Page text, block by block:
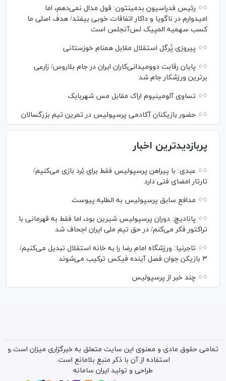
رئیس فدراسیون بدمینتون: قول مدال نمی‌دهم، اما
امیدوارم در ناگویا و داکار اتفاقات خوبی بیفتد/ هدف اصلی ما
کسب سهمیه المپیک لس‌آنجلس است
پیروزی پُرگل استقلال مقابل همنام خوزستانی
پایان رقابت دوومیدانی‌کاران ایران در جام بلاروس/ زارعی
برترین ورزشکار جام شد
تساوی آلومینیوم اراک مقابل مس شهربابک
حضور بازیکنان آکادمی پرسپولیس در تمرین تیم بزرگسالان
پربازدیدترین اخبار
عبدی: با پیراهن پرسپولیس فقط برای بُرد بازی می‌کنیم/
تارتار امضای فنی دارد
مدافع سابق پرسپولیس به الطلبه پیوست
پانادیچ: دوران پرسپولیس شیرین بود، اما فقط به قهرمانی با
تراکتور فکر می‌کنم/ در حق تیم ملی ایران اجحاف شد
تاجرنیا: ورزشگاه امام رضا را به خانه استقلال تبدیل می‌کنیم/
۳ بازیکن جوان فصل آینده فیکس ترکیب می‌شوند
چند خبر از پرسپولیس
تمامی حقوق مادی و معنوی این سایت متعلق به خبرگزاری میزان است و
استفاده از آن با ذکر منبع بلامانع است.
طراحی و تولید ایران سامانه